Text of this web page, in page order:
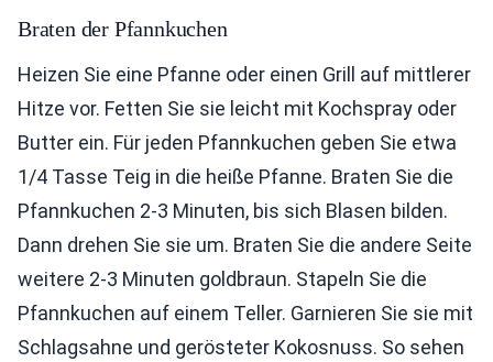
Braten der Pfannkuchen
Heizen Sie eine Pfanne oder einen Grill auf mittlerer
Hitze vor. Fetten Sie sie leicht mit Kochspray oder
Butter ein. Für jeden Pfannkuchen geben Sie etwa
1/4 Tasse Teig in die heiße Pfanne. Braten Sie die
Pfannkuchen 2-3 Minuten, bis sich Blasen bilden.
Dann drehen Sie sie um. Braten Sie die andere Seite
weitere 2-3 Minuten goldbraun. Stapeln Sie die
Pfannkuchen auf einem Teller. Garnieren Sie sie mit
Schlagsahne und gerösteter Kokosnuss. So sehen